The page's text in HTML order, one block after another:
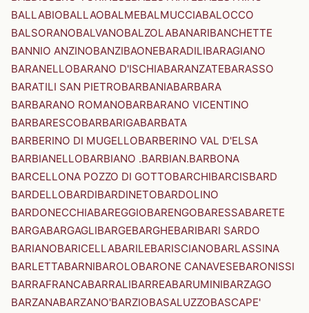
BALLABIOBALLAOBALMEBALMUCCIABALOCCO
BALSORANOBALVANOBALZOLABANARIBANCHETTE
BANNIO ANZINOBANZIBAONEBARADILIBARAGIANO
BARANELLOBARANO D'ISCHIABARANZATEBARASSO
BARATILI SAN PIETROBARBANIABARBARA
BARBARANO ROMANOBARBARANO VICENTINO
BARBARESCOBARBARIGABARBATA
BARBERINO DI MUGELLOBARBERINO VAL D'ELSA
BARBIANELLOBARBIANO .BARBIAN.BARBONA
BARCELLONA POZZO DI GOTTOBARCHIBARCISBARD
BARDELLOBARDIBARDINETOBARDOLINO
BARDONECCHIABAREGGIOBARENGOBARESSABARETE
BARGABARGAGLIBARGEBARGHEBARIBARI SARDO
BARIANOBARICELLABARILEBARISCIANOBARLASSINA
BARLETTABARNIBAROLOBARONE CANAVESEBARONISSI
BARRAFRANCABARRALIBARREABARUMINIBARZAGO
BARZANABARZANO'BARZIOBASALUZZOBASCAPE'